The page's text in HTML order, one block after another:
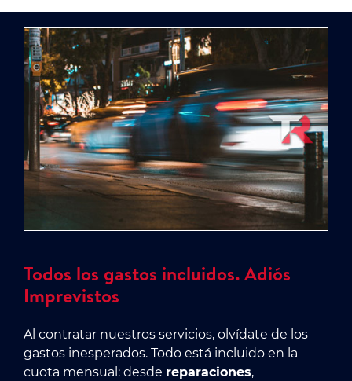
Todos los gastos incluidos. Adiós
Imprevistos
Al contratar nuestros servicios, olvídate de los
gastos inesperados. Todo está incluido en la
cuota mensual: desde reparaciones,